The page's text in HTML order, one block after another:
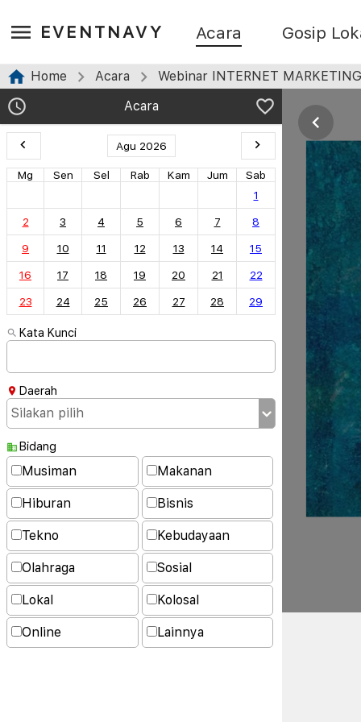
EVENTNAVY Acara Gosip
Home Acara
Webinar INTERNET
Acara
Agu 2026
Mg Sen Sel Rab Kam Jum
Sab
1
2 3 4 5 6 7 8
9 10 11 12 13 14 15
16 17 18 19 20 21 22
23 24 25 26 27 28 29
Kata Kunci
Daerah
Bidang
Musiman Makanan
Hiburan Bisnis
Tekno Kebudayaan
Olahraga Sosial
Lokal Kolosal
Online Lainnya